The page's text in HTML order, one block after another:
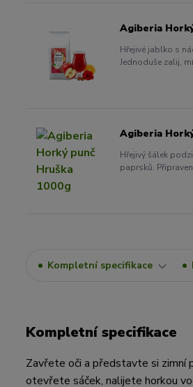
Agiberia
Hřejivé jablko s
Jednoduše zalij,
Agiberia
Hřejivý šálek
paprsků.
Kompletní specifikace
Kompletní specifikace
Zavřete oči a představte si zimní
otevřete sáček, nalijete horkou